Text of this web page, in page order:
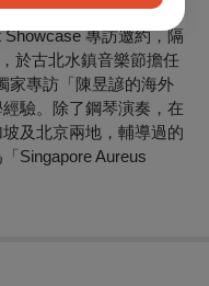
馬來西亞、中國等。
Showcase 專訪邀約，隔
於古北水鎮音樂節擔任
家專訪「陳昱諺的海外
驗。除了鋼琴演奏，在
及北京兩地，輔導過的
Singapore Aureus